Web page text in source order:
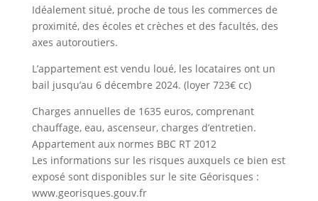
Idéalement situé, proche de tous les commerces de
proximité, des écoles et crèches et des facultés, des
axes autoroutiers.
L’appartement est vendu loué, les locataires ont un
bail jusqu’au 6 décembre 2024. (loyer 723€ cc)
Charges annuelles de 1635 euros, comprenant
chauffage, eau, ascenseur, charges d’entretien.
Appartement aux normes BBC RT 2012
Les informations sur les risques auxquels ce bien est
exposé sont disponibles sur le site Géorisques :
www.georisques.gouv.fr